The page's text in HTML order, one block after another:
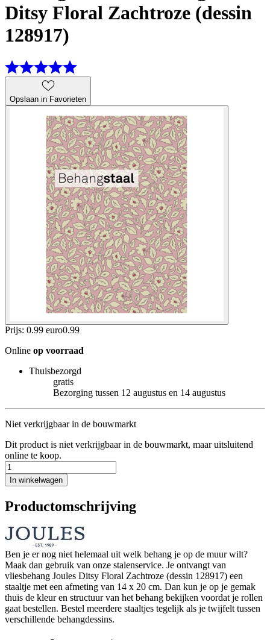
Ditsy Floral Zachtroze (dessin
128917)
Opslaan in Favorieten
Prijs: 0.99 euro0.99
Online op voorraad
Thuisbezorgd
gratis
Bezorging tussen 12 augustus en 14 augustus
Niet verkrijgbaar in de bouwmarkt
Dit product is niet verkrijgbaar in de bouwmarkt, maar uitsluitend
online te koop.
In winkelwagen
Productomschrijving
Ben je er nog niet helemaal uit welk behang je op de muur wilt?
Maak dan gebruik van onze stalenservice. Je ontvangt van
vliesbehang Joules Ditsy Floral Zachtroze (dessin 128917) een
staaltje met een afmeting van 14 x 20 cm. Dan kun je op je gemak
thuis de kleur en structuur van het behang bekijken voordat je rollen
gaat bestellen. Bestel meerdere staaltjes tegelijk als je twijfelt tussen
verschillende behangdessins.